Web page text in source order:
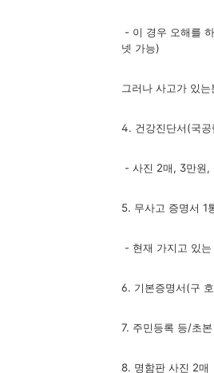
- 이 경우 오해를
넷 가능)
그러나 사고가 있
4. 건강진단서(국
- 사진 2매, 3만원,
5. 무사고 증명서 1
- 현재 가지고 있
6. 기본증명서(구
7. 주민등록 등/초본
8. 명함판 사진 2매